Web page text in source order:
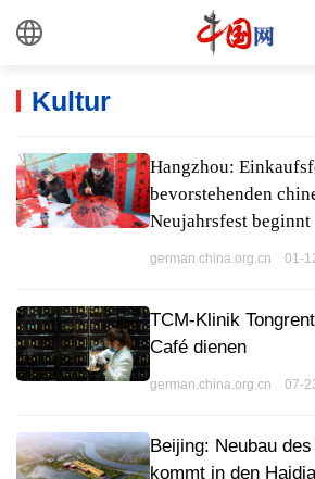
Kultur
Hangzhou:
bevorstehenden
Neujahrsfest beginnt
german.china.org.cn 01-
TCM-Klinik
Café dienen
german.china.org.cn 07-
Beijing: Neubau
kommt in den